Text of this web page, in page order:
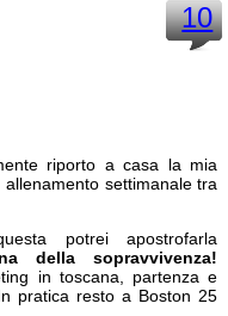
10
riporto a casa la mia
settimanale tra
potrei apostrofarla
della sopravvivenza!
in toscana, partenza e
pratica resto a Boston 25